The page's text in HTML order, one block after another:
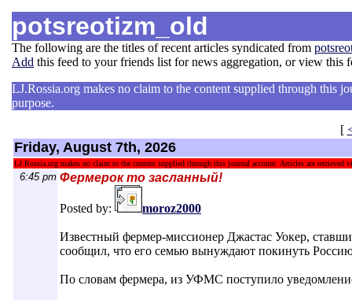
potsreotizm_old
The following are the titles of recent articles syndicated from
Add this feed to your friends list for news aggregation, or view this
LJ.Rossia.org makes no claim to the content supplied through this
purpose.
[
Friday, August 7th, 2026
LJ.Rossia.org makes no claim to the content supplied through this journal account. Articles are retrieved
6:45 pm Фермерок то засланный!
Posted by: moroz2000
Известный фермер-миссионер Джастас Уокер,
сообщил, что его семью вынуждают покинуть
По словам фермера, из УФМС поступило